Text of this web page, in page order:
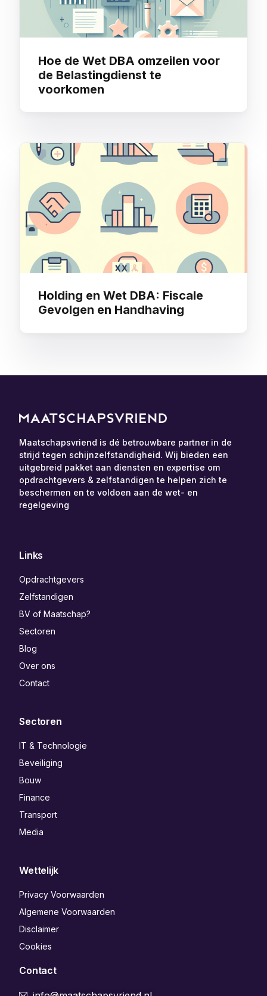
Hoe de Wet DBA omzeilen voor
de Belastingdienst te
voorkomen
Holding en Wet DBA: Fiscale
Gevolgen en Handhaving
Maatschapsvriend is dé betrouwbare partner in de
strijd tegen schijnzelfstandigheid. Wij bieden een
uitgebreid pakket aan diensten en expertise om
opdrachtgevers & zelfstandigen te helpen zich te
beschermen en te voldoen aan de wet- en
regelgeving
Links
Opdrachtgevers
Zelfstandigen
BV of Maatschap?
Sectoren
Blog
Over ons
Contact
Sectoren
IT & Technologie
Beveiliging
Bouw
Finance
Transport
Media
Wettelijk
Privacy Voorwaarden
Algemene Voorwaarden
Disclaimer
Cookies
Contact